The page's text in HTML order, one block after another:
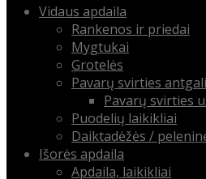
Skip Vidaus apdaila
Rankenos ir priedai
Mygtukai
Grotelės
Pavarų svirties
Pavarų svirties
Puodelių laikikliai
Daiktadėžės /
Išorės apdaila
Apdaila, laikikliai